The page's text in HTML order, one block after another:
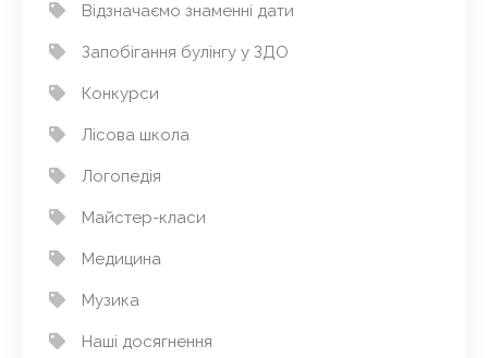
Відзначаємо знаменні дати
Запобігання булінгу у ЗДО
Конкурси
Лісова школа
Логопедія
Майстер-класи
Медицина
Музика
Наші досягнення